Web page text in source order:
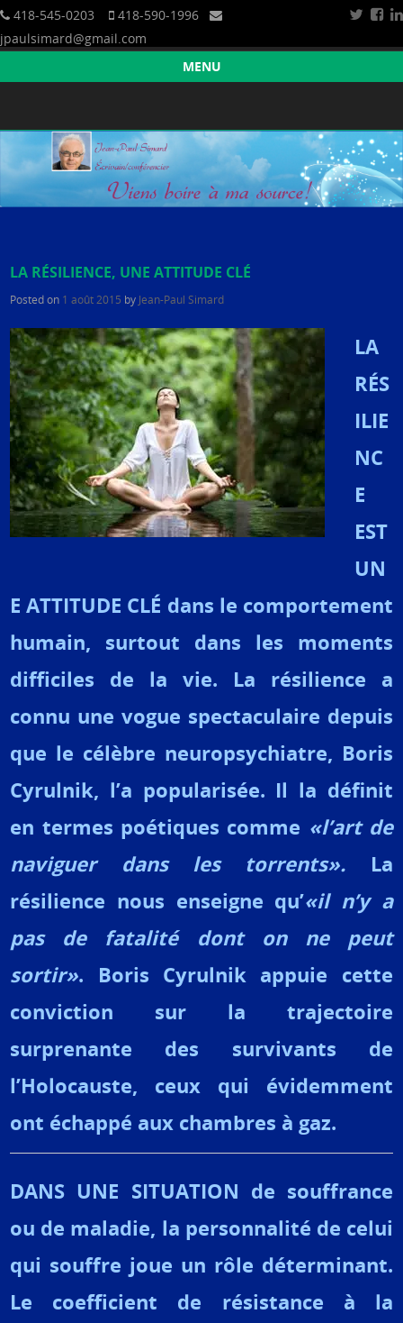
418-545-0203
418-590-1996
jpaulsimard@gmail.com
Jean-Paul Simard — Écrivain/Conférencier
Croissance humaine et spirituelleMENU
LA RÉSILIENCE, UNE ATTITUDE CLÉ
Posted on 1 août 2015 by Jean-Paul Simard
LA
RÉS
ILIE
NC
E
EST
UN
E ATTITUDE CLÉ dans le comportement
humain, surtout dans les moments
difficiles de la vie. La résilience a
connu une vogue spectaculaire depuis
que le célèbre neuropsychiatre, Boris
Cyrulnik, l’a popularisée. Il la définit
en termes poétiques comme «l’art de
naviguer dans les torrents». La
résilience nous enseigne qu’«il n’y a
pas de fatalité dont on ne peut
sortir». Boris Cyrulnik appuie cette
conviction sur la trajectoire
surprenante des survivants de
l’Holocauste, ceux qui évidemment
ont échappé aux chambres à gaz.
DANS UNE SITUATION de souffrance
ou de maladie, la personnalité de celui
qui souffre joue un rôle déterminant.
Le coefficient de résistance à la